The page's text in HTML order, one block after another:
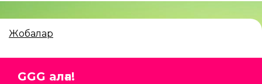
Жобалар
GGG алға!